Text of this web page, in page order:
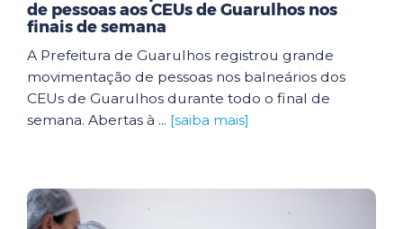
de pessoas aos CEUs de Guarulhos nos
finais de semana
A Prefeitura de Guarulhos registrou grande
movimentação de pessoas nos balneários dos
CEUs de Guarulhos durante todo o final de
semana. Abertas à ... [saiba mais]